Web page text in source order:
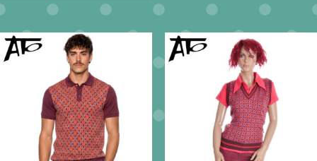
meerdere
variaties.
Deze
optie
kan
gekozen
worden